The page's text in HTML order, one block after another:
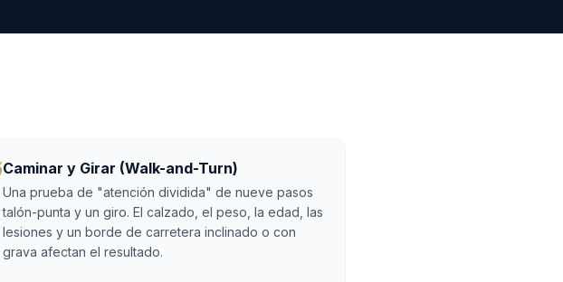
Caminar y Girar (Walk-and-Turn)
Una prueba de "atención dividida" de nueve pasos
talón-punta y un giro. El calzado, el peso, la edad, las
lesiones y un borde de carretera inclinado o con
grava afectan el resultado.